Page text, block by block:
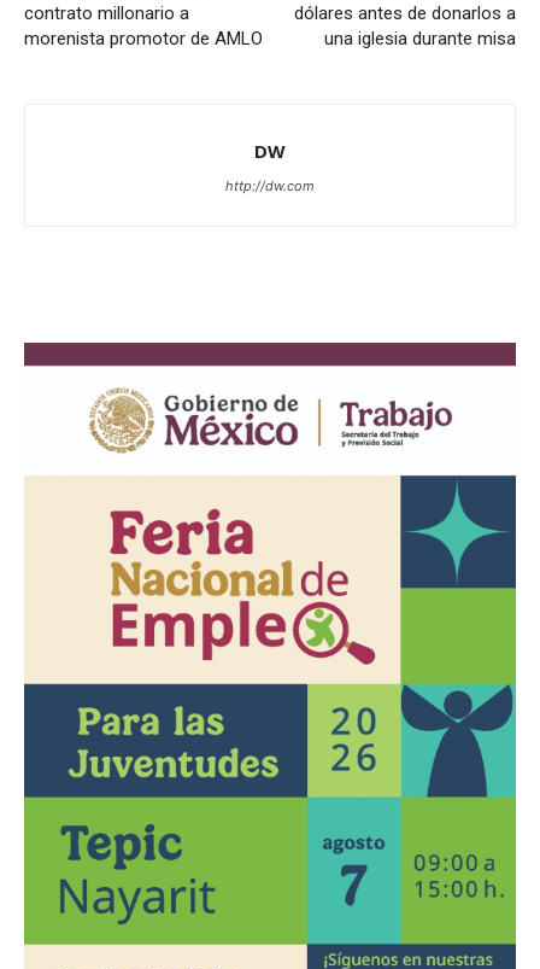
contrato millonario a
morenista promotor de AMLO
dólares antes de donarlos a
una iglesia durante misa
DW
http://dw.com